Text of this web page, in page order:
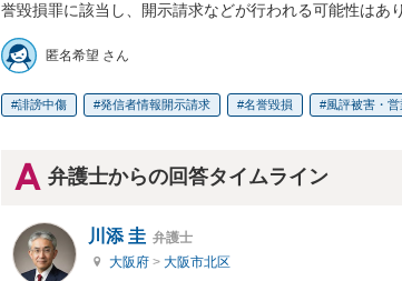
誉毀損罪に該当し、開示請求などが行われる可能性はあ
匿名希望 さん
誹謗中傷 発信者情報開示請求 名誉毀損 風評被害・
弁護士からの回答タイムライン
川添 圭 弁護士
大阪府 > 大阪市北区